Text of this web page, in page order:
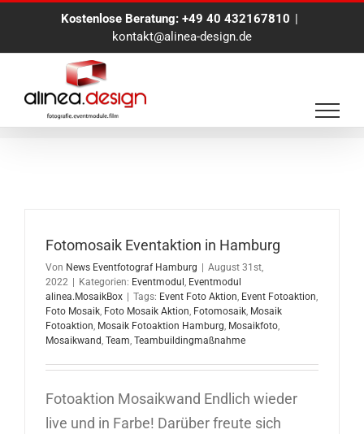
Kostenlose Beratung: +49 40 432167810 |
kontakt@alinea-design.de
Event Foto Aktion
Fotomosaik Eventaktion in Hamburg
Von News Eventfotograf Hamburg
August 31st,
2022
Kategorien: Eventmodul , Eventmodul
alinea.MosaikBox
Tags: Event Foto Aktion, Event Fotoaktion,
Foto Mosaik, Foto Mosaik Aktion, Fotomosaik, Mosaik
Fotoaktion, Mosaik Fotoaktion Hamburg, Mosaikfoto,
Mosaikwand, Team, Teambuildingmaßnahme
Fotoaktion Mosaikwand Endlich wieder
live und in Farbe! Darüber freute sich